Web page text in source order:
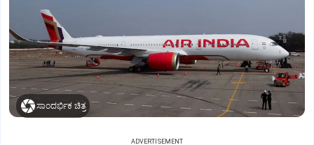
ಸಾಂದರ್ಭಿಕ ಚಿತ್ರ
ADVERTISEMENT